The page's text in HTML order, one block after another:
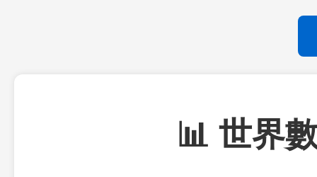
📊 世界